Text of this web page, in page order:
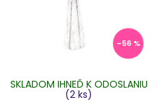
–56 %
SKLADOM IHNEĎ K ODOSLANIU
(2 ks)